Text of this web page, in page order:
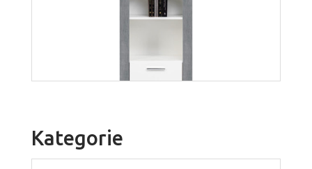
Więcej
Kategorie